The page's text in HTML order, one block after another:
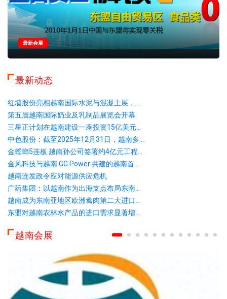
最新会展
最新动态
红墙股份亮相越南国际水泥与混凝土展，...
第五届越南国际奶业及乳制品展览会开幕
三星正计划在越南建设一座投资15亿美元...
中色股份：截至2025年12月31日，越南多...
金螳螂5连板 越南孙公司签署约4亿元工程...
金风科技与越南 GG Power 共建的越南首...
越南连发政令应对能源供应危机
广药集团：以越南作为出海支点布局东南...
越南成为东南亚地区欧洲禽肉第二大进口...
东盟对越南农林水产品的进口需求显著增...
越南会展